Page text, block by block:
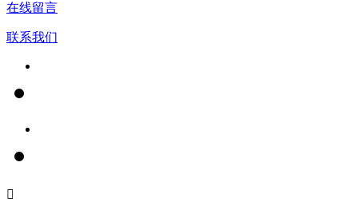
在线留言
联系我们
